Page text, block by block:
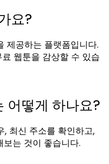
요?
제공하는 플랫폼입니다.
웹툰을 감상할 수 있습
어떻게 하나요?
, 최신 주소를 확인하고,
보는 것이 좋습니다.